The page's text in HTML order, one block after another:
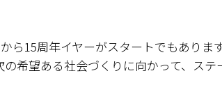
ら15周年イヤーがスタートでもありま
の希望ある社会づくりに向かって、ス